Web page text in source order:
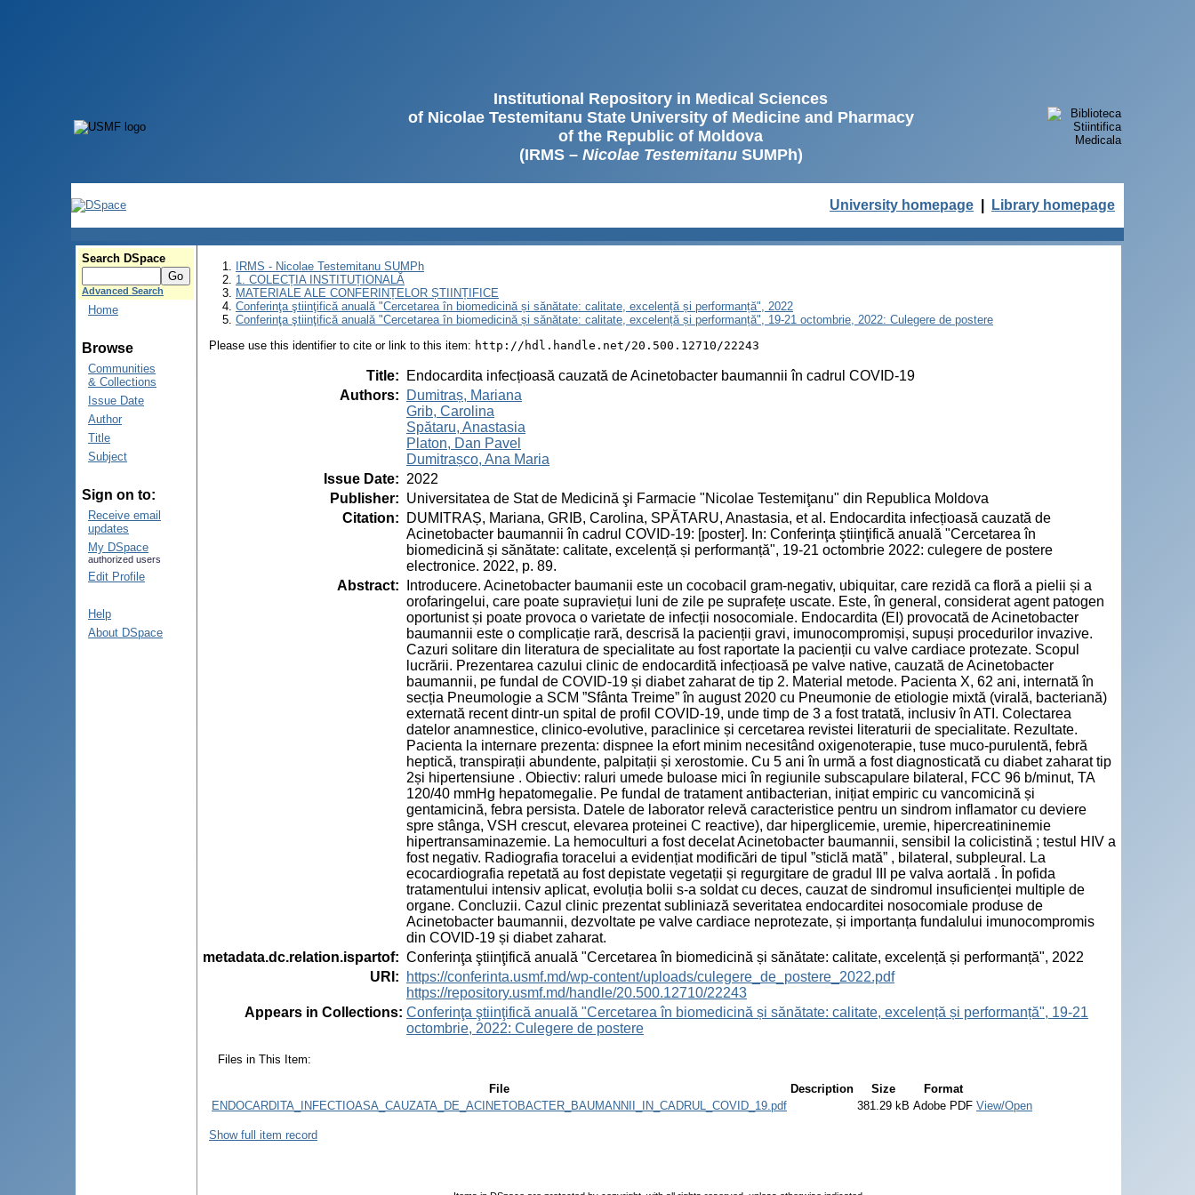
Institutional Repository in Medical Sciences
of Nicolae Testemitanu State University of Medicine and Pharmacy
of the Republic of Moldova
(IRMS – Nicolae TestemitanuSUMPh)
University homepage Library homepage
Search DSpace
Advanced Search
Home
Browse
Communities
& Collections
Issue Date
Author
Title
Subject
Sign on to:
Receive email
updates
My DSpace
authorized users
Edit Profile
Help
About DSpace
IRMS - Nicolae Testemitanu SUMPh
1. COLECȚIA INSTITUȚIONALĂ
MATERIALE ALE CONFERINȚELOR ȘTIINȚIFICE
Conferinţa ştiinţifică anuală "Cercetarea în biomedicină și sănătate: calitate, excelență și performanță", 2022
Conferinţa ştiinţifică anuală "Cercetarea în biomedicină și sănătate: calitate, excelență și performanță", 19-21 octombrie, 2022: Culegere de postere
Please use this identifier to cite or link to this item: http://hdl.handle.net/20.500.12710/22243
Title:
Endocardita infecțioasă cauzată de Acinetobacter baumannii în cadrul COVID-19
Authors:
Dumitraș, Mariana
Grib, Carolina
Spătaru, Anastasia
Platon, Dan Pavel
Dumitrașco, Ana Maria
Issue Date: 2022
Publisher: Universitatea de Stat de Medicină şi Farmacie "Nicolae Testemiţanu" din Republica Moldova
Citation:
DUMITRAȘ, Mariana, GRIB, Carolina, SPĂTARU, Anastasia, et al. Endocardita infecțioasă cauzată de
Acinetobacter baumannii în cadrul COVID-19: [poster]. In: Conferinţa ştiinţifică anuală "Cercetarea în
biomedicină și sănătate: calitate, excelență și performanță", 19-21 octombrie 2022: culegere de postere
electronice. 2022, p. 89.
Abstract:
Introducere. Acinetobacter baumanii este un cocobacil gram-negativ, ubiquitar, care rezidă ca floră a pielii și a
orofaringelui, care poate supraviețui luni de zile pe suprafețe uscate. Este, în general, considerat agent patogen
oportunist și poate provoca o varietate de infecții nosocomiale. Endocardita (EI) provocată de Acinetobacter
baumannii este o complicație rară, descrisă la pacienții gravi, imunocompromiși, supuși procedurilor invazive.
Cazuri solitare din literatura de specialitate au fost raportate la pacienții cu valve cardiace protezate. Scopul
lucrării. Prezentarea cazului clinic de endocardită infecțioasă pe valve native, cauzată de Acinetobacter
baumannii, pe fundal de COVID-19 și diabet zaharat de tip 2. Material metode. Pacienta X, 62 ani, internată în
secția Pneumologie a SCM ”Sfânta Treime” în august 2020 cu Pneumonie de etiologie mixtă (virală, bacteriană)
externată recent dintr-un spital de profil COVID-19, unde timp de 3 a fost tratată, inclusiv în ATI. Colectarea
datelor anamnestice, clinico-evolutive, paraclinice și cercetarea revistei literaturii de specialitate. Rezultate.
Pacienta la internare prezenta: dispnee la efort minim necesitând oxigenoterapie, tuse muco-purulentă, febră
heptică, transpirații abundente, palpitații și xerostomie. Cu 5 ani în urmă a fost diagnosticată cu diabet zaharat tip
2și hipertensiune . Obiectiv: raluri umede buloase mici în regiunile subscapulare bilateral, FCC 96 b/minut, TA
120/40 mmHg hepatomegalie. Pe fundal de tratament antibacterian, inițiat empiric cu vancomicină și
gentamicină, febra persista. Datele de laborator relevă caracteristice pentru un sindrom inflamator cu deviere
spre stânga, VSH crescut, elevarea proteinei C reactive), dar hiperglicemie, uremie, hipercreatininemie
hipertransaminazemie. La hemoculturi a fost decelat Acinetobacter baumannii, sensibil la colicistină ; testul HIV a
fost negativ. Radiografia toracelui a evidențiat modificări de tipul ”sticlă mată” , bilateral, subpleural. La
ecocardiografia repetată au fost depistate vegetații și regurgitare de gradul III pe valva aortală . În pofida
tratamentului intensiv aplicat, evoluția bolii s-a soldat cu deces, cauzat de sindromul insuficienței multiple de
organe. Concluzii. Cazul clinic prezentat subliniază severitatea endocarditei nosocomiale produse de
Acinetobacter baumannii, dezvoltate pe valve cardiace neprotezate, și importanța fundalului imunocompromis
din COVID-19 și diabet zaharat.
metadata.dc.relation.ispartof: Conferinţa ştiinţifică anuală "Cercetarea în biomedicină și sănătate: calitate, excelență și performanță", 2022
URI :
https://conferinta.usmf.md/wp-content/uploads/culegere_de_postere_2022.pdf
https://repository.usmf.md/handle/20.500.12710/22243
Appears in Collections: Conferinţa ştiinţifică anuală "Cercetarea în biomedicină și sănătate: calitate, excelență și performanță", 19-21
octombrie, 2022: Culegere de postere
Files in This Item:
File Description Size
Format
ENDOCARDITA_INFECTIOASA_CAUZATA_DE_ACINETOBACTER_BAUMANNII_IN_CADRUL_COVID_19.pdf
381.29 kB Adobe PDF View/Open
Show full item record